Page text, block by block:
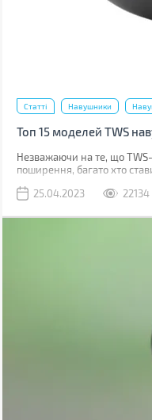
Статті Навушники
Топ 15 моделей TWS
Незважаючи на те, що
поширення, багато хто
25.04.2023
22134